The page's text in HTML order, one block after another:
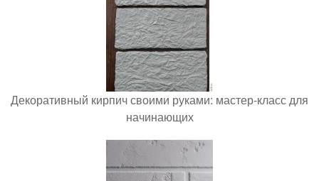
Декоративный кирпич своими руками: мастер-класс для
начинающих